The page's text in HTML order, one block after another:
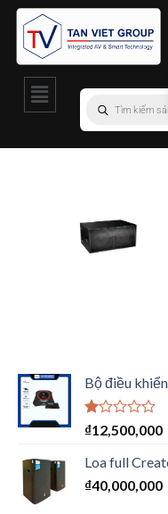
Bộ điều
Được
hạng
1.00
5
₫12,500,000
Loa full
₫40,000,000